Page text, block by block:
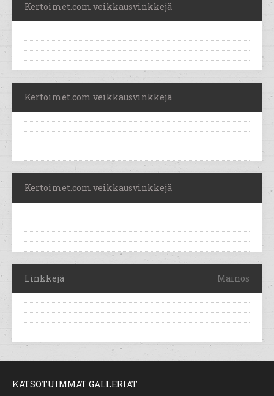
Kertoimet.com veikkausvinkkejä
Kertoimet.com veikkausvinkkejä
Kertoimet.com veikkausvinkkejä
Linkkejä Mainos
KATSOTUIMMAT GALLERIAT